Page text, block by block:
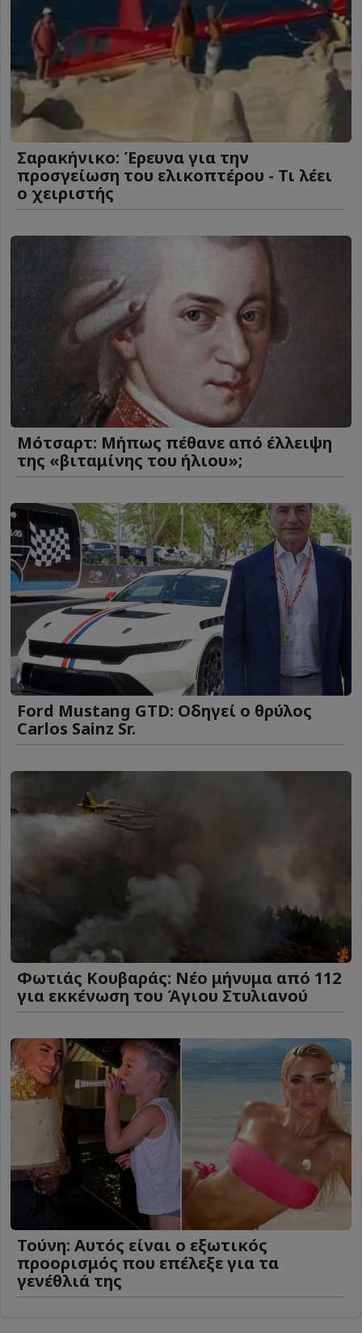
Σαρακήνικο: Έρευνα για την
προσγείωση του ελικοπτέρου - Τι λέει
ο χειριστής
Μότσαρτ: Μήπως πέθανε από έλλειψη
της «βιταμίνης του ήλιου»;
Ford Mustang GTD: Οδηγεί ο θρύλος
Carlos Sainz Sr.
Φωτιάς Κουβαράς: Νέο μήνυμα από 112
για εκκένωση του Άγιου Στυλιανού
Τούνη: Αυτός είναι ο εξωτικός
προορισμός που επέλεξε για τα
γενέθλιά της